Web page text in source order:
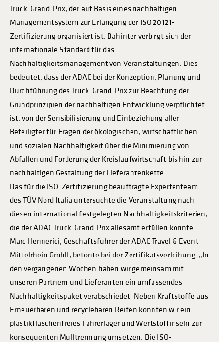
Truck-Grand-Prix, der auf Basis eines nachhaltigen
Managementsystem zur Erlangung der ISO 20121-
Zertifizierung organisiert ist. Dahinter verbirgt sich der
internationale Standard für das
Nachhaltigkeitsmanagement von Veranstaltungen. Dies
bedeutet, dass der ADAC bei der Konzeption, Planung und
Durchführung des Truck-Grand-Prix zur Beachtung der
Grundprinzipien der nachhaltigen Entwicklung verpflichtet
ist: von der Sensibilisierung und Einbeziehung aller
Beteiligter für Fragen der ökologischen, wirtschaftlichen
und sozialen Nachhaltigkeit über die Minimierung von
Abfällen und Förderung der Kreislaufwirtschaft bis hin zur
nachhaltigen Gestaltung der Lieferantenkette.
Das für die ISO-Zertifizierung beauftragte Expertenteam
des TÜV Nord Italia untersuchte die Veranstaltung nach
diesen international festgelegten Nachhaltigkeitskriterien,
die der ADAC Truck-Grand-Prix allesamt erfüllen konnte.
Marc Hennerici, Geschäftsführer der ADAC Travel & Event
Mittelrhein GmbH, betonte bei der Zertifikatsverleihung: „In
den vergangenen Wochen haben wir gemeinsam mit
unseren Partnern und Lieferanten ein umfassendes
Nachhaltigkeitspaket verabschiedet. Neben Kraftstoffe aus
Erneuerbaren und recyclebaren Reifen konnten wir ein
plastikflaschenfreies Fahrerlager und Wertstoffinseln zur
konsequenten Mülltrennung umsetzen. Die ISO-